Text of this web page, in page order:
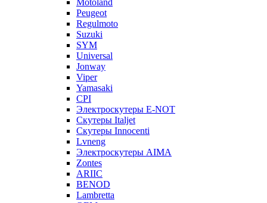
Motoland
Peugeot
Regulmoto
Suzuki
SYM
Universal
Jonway
Viper
Yamasaki
CPI
Электроскутеры E-NOT
Скутеры Italjet
Скутеры Innocenti
Lvneng
Электроскутеры AIMA
Zontes
ARIIC
BENOD
Lambretta